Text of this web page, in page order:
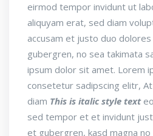
eirmod tempor invidunt ut
aliquyam erat, sed diam
accusam et justo duo dolores
gubergren, no sea takimata
ipsum dolor sit amet. Lorem
consetetur sadipscing elitr,
diam This is italic style text
sed tempor et et invidunt
et gubergren, kasd magna